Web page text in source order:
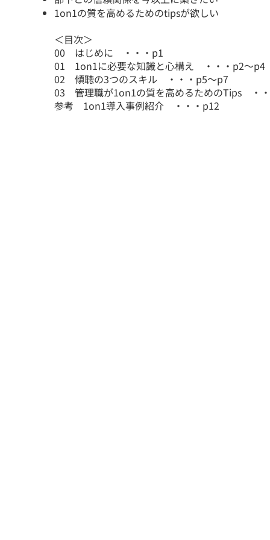
1on1の質を高めるためのtipsが欲しい
​＜目次＞
00 はじめに ・・・p1
01 1on1に必要な知識と心構え ・・・p2～p4
02 傾聴の3つのスキル ・・・p5～p7
03 管理職が1on1の質を高めるためのTips ・
参考 1on1導入事例紹介 ・・・p12